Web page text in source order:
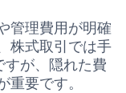
管理費用が明確
株式取引では手
が、隠れた費
要です。